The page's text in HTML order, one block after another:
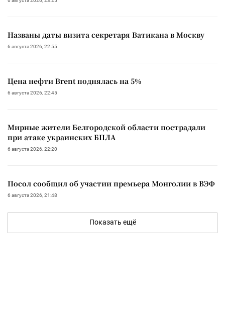
Названы даты визита секретаря Ватикана в Москву
6 августа 2026, 22:55
Цена нефти Brent поднялась на 5%
6 августа 2026, 22:45
Мирные жители Белгородской области пострадали
при атаке украинских БПЛА
6 августа 2026, 22:20
Посол сообщил об участии премьера Монголии в ВЭФ
6 августа 2026, 21:48
Показать ещё